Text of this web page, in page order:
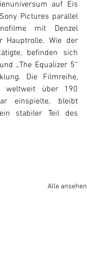
auf Eis
Pictures parallel
mit Denzel
Hauptrolle. Wie der
befinden sich
„The Equalizer 5“
Die Filmreihe,
weltweit über 190
einspielte, bleibt
stabiler Teil des
Alle ansehen